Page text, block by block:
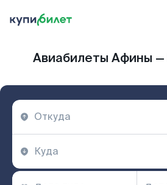
Авиабилеты Афины —